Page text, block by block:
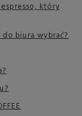
który
do biura wybrać?